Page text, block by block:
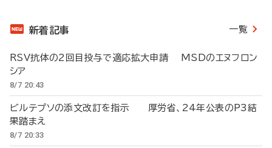
新着記事 一覧
RSV抗体の2回目投与で適応拡大申請 MSDのエヌフロン
シア
8/7 20:43
ビルテプソの添文改訂を指示 厚労省、24年公表のP3結
果踏まえ
8/7 20:33